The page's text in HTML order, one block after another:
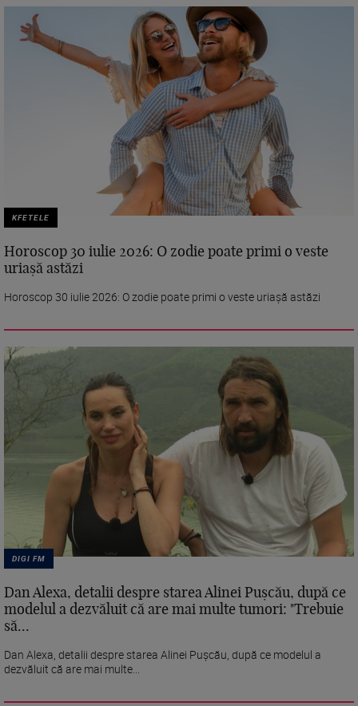
KFETELE
Horoscop 30 iulie 2026: O zodie poate primi o veste
uriașă astăzi
Horoscop 30 iulie 2026: O zodie poate primi o veste uriașă astăzi
DIGI FM
Dan Alexa, detalii despre starea Alinei Pușcău, după ce
modelul a dezvăluit că are mai multe tumori: "Trebuie
să...
Dan Alexa, detalii despre starea Alinei Pușcău, după ce modelul a
dezvăluit că are mai multe...